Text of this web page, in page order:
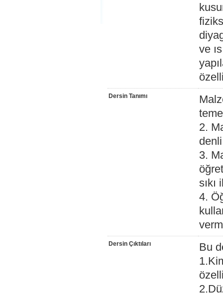
ve
Dersin Tanımı
2.
3.
4.
Dersin Çıktıları
Bu